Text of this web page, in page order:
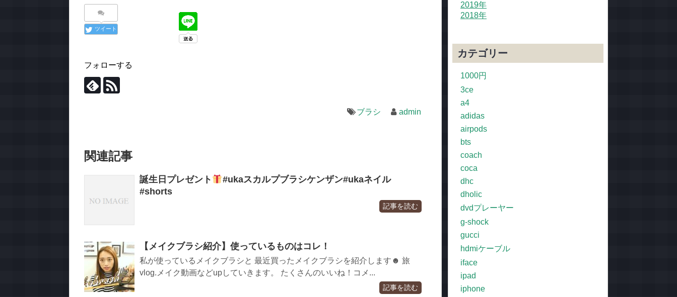
ツイート
フォローする
ブラシ admin
関連記事
誕生日プレゼント
#ukaスカルプブラシケンザン#ukaネイル
#shorts
記事を読む
【メイクブラシ紹介】使っているものはコレ！
私が使っているメイクブラシと 最近買ったメイクブラシを紹介します☻ 旅
vlog.メイク動画などupしていきます。 たくさんのいいね！コメ...
記事を読む
2019年
2018年
カテゴリー
1000円
3ce
a4
adidas
airpods
bts
coach
coca
dhc
dholic
dvdプレーヤー
g-shock
gucci
hdmiケーブル
iface
ipad
iphone